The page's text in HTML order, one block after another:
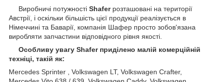
Виробничі потужності Shaferрозташовані на території
Австрії, і оскільки більшість цієї продукції реалізується в
Німеччині та Баварії, компанія Шафер просто зобов'язана
виробляти запчастини відповідного рівня якості.
Особливу увагу Shafer приділено малій комерційній
техніці, такій як:
Mercedes Sprinter , Volkswagen LT, Volkswagen Crafter,